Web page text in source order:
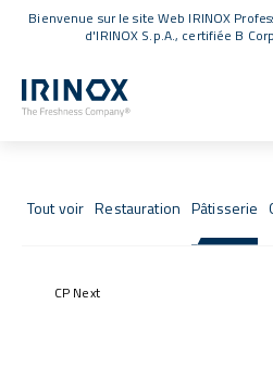
Bienvenue sur le site Web IRINOX
d'IRINOX S.p.A., certifiée B
Tout voir Restauration Pâtisserie
CP Next